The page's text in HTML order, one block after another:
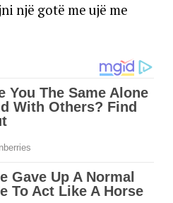
një gotë me ujë me